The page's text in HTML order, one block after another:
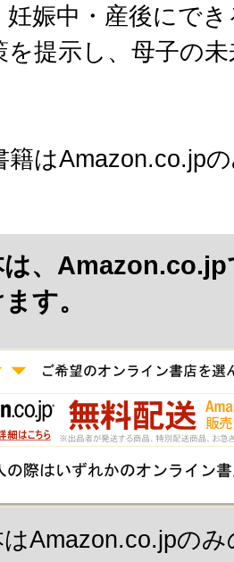
妊娠中・産後にで
を提示し、母子の
はAmazon.co.jp
は、
す。
Amazon.co.jpの